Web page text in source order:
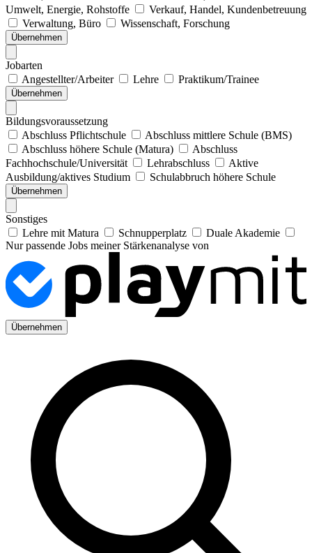
Umwelt, Energie, Rohstoffe
Verkauf, Handel, Kundenbetreuung
Verwaltung, Büro
Wissenschaft, Forschung
Übernehmen
Jobarten
Angestellter/Arbeiter
Lehre Praktikum/Trainee
Übernehmen
Bildungsvoraussetzung
Abschluss Pflichtschule
Abschluss mittlere Schule (BMS)
Abschluss höhere Schule (Matura)
Abschluss
Fachhochschule/Universität
Lehrabschluss
Aktive
Ausbildung/aktives Studium
Schulabbruch höhere Schule
Übernehmen
Sonstiges
Lehre mit Matura
Schnupperplatz
Duale Akademie
Nur passende Jobs meiner Stärkenanalyse von
Übernehmen